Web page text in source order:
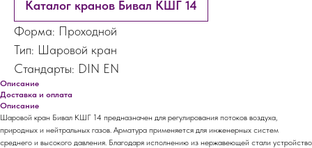
Каталог кранов Бивал КШГ 14
Форма: Проходной
Тип: Шаровой кран
Стандарты: DIN EN
Описание
Доставка и оплата
Описание
Шаровой кран Бивал КШГ 14 предназначен для регулирования потоков воздуха,
природных и нейтральных газов. Арматура применяется для инженерных систем
среднего и высокого давления. Благодаря исполнению из нержавеющей стали устройство